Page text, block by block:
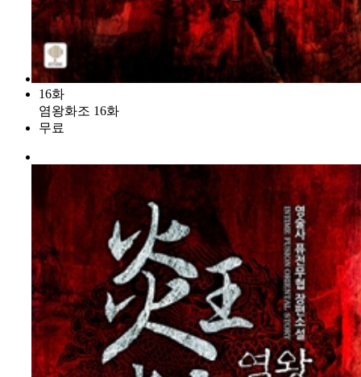
16화
염왕화조 16화
무료